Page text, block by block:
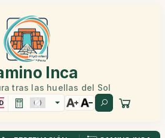
Inca
tras las huellas del Sol